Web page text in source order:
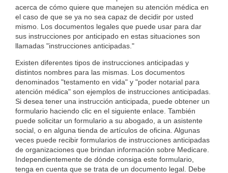
acerca de cómo quiere que manejen su atención médica en
el caso de que se ya no sea capaz de decidir por usted
mismo. Los documentos legales que puede usar para dar
sus instrucciones por anticipado en estas situaciones son
llamadas "instrucciones anticipadas."
Existen diferentes tipos de instrucciones anticipadas y
distintos nombres para las mismas. Los documentos
denominados "testamento en vida" y "poder notarial para
atención médica" son ejemplos de instrucciones anticipadas.
Si desea tener una instrucción anticipada, puede obtener un
formulario haciendo clic en el siguiente enlace. También
puede solicitar un formulario a su abogado, a un asistente
social, o en alguna tienda de artículos de oficina. Algunas
veces puede recibir formularios de instrucciones anticipadas
de organizaciones que brindan información sobre Medicare.
Independientemente de dónde consiga este formulario,
tenga en cuenta que se trata de un documento legal. Debe